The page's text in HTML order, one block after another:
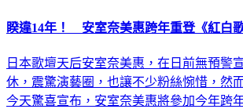
睽違14年！ 安室奈美惠跨年重登《紅白歌
日本歌壇天后安室奈美惠，在日前無預警
休，震驚演藝圈，也讓不少粉絲惋惜，然
今天驚喜宣布，安室奈美惠將參加今年跨